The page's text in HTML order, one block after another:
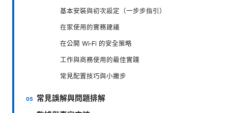
基本安裝與初次設定（一步步指引）
在家使用的實務建議
在公開 Wi‑Fi 的安全策略
工作與商務使用的最佳實踐
常見配置技巧與小撇步
常見誤解與問題排解